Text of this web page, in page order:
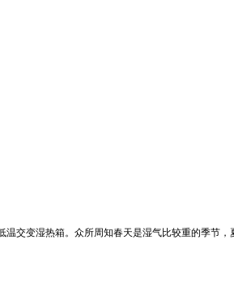
交变湿热箱。众所周知春天是湿气比较重的季节